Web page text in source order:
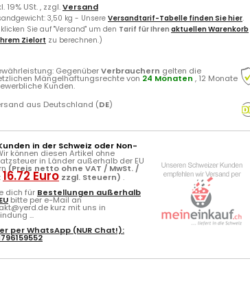
19% USt. , zzgl.Versand
3,50 kg - UnsereVersandtarif-Tabelle finden Sie hier.
Sie auf "Versand" um den Tarif für Ihren aktuellen Warenkorb
Zielort zu berechnen.)
GegenüberVerbrauchern gelten die
Mängelhaftungsrechte von 24 Monaten , 12 Monate
Kunden.
aus Deutschland (DE)
in der Schweiz oder Non-
können diesen Artikel ohne
in Länder außerhalb der EU
(Preis netto ohne VAT / MwSt. /
16.72 Euro zzgl. Steuern) .
dich für Bestellungen außerhalb
bitte per e-Mail an
kurz mit uns in
...
perWhatsApp (NUR Chat!):